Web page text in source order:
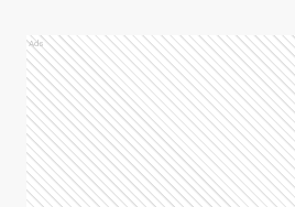
Ads